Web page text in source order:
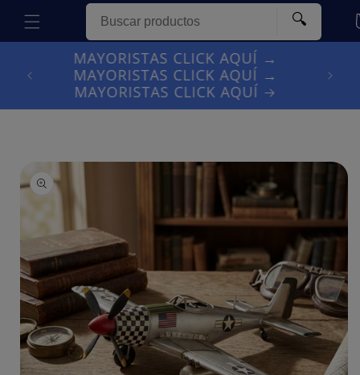
directamente
al contenido
🔍
MAYORISTAS CLICK AQUÍ →
MAYORISTAS CLICK AQUÍ →
MAYORISTAS CLICK AQUÍ
información
del producto